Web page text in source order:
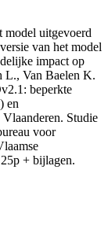
model uitgevoerd
van het model
impact op
L., Van Baelen K.
beperkte
en
Studie
voor
+ bijlagen.